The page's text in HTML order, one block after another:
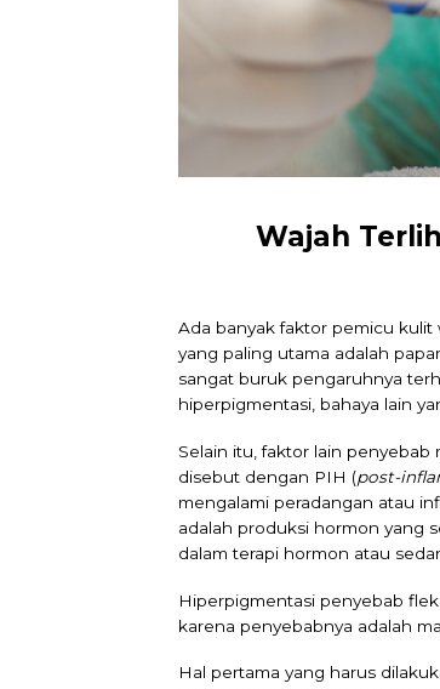
Wajah
Ada banyak faktor pemicu
yang paling utama adalah
sangat buruk pengaruhnya
hiperpigmentasi, bahaya lain
Selain itu, faktor lain
disebut dengan PIH (post-
mengalami peradangan atau
adalah produksi hormon yang
dalam terapi hormon atau
Hiperpigmentasi penyebab
karena penyebabnya adalah
Hal pertama yang harus